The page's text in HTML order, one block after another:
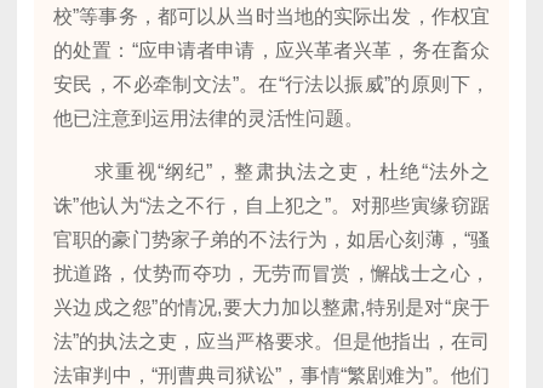
校”等事务，都可以从当时当地的实际出发，作权宜
的处置：“应申请者申请，应兴革者兴革，务在畜众
安民，不必牵制文法”。在“行法以振威”的原则下，
他已注意到运用法律的灵活性问题。
求重视“纲纪”，整肃执法之吏，杜绝“法外之
诛”他认为“法之不行，自上犯之”。对那些寅缘窃踞
官职的豪门势家子弟的不法行为，如居心刻薄，“骚
扰道路，仗势而夺功，无劳而冒赏，懈战士之心，
兴边戍之怨”的情况,要大力加以整肃,特别是对“戾于
法”的执法之吏，应当严格要求。但是他指出，在司
法审判中，“刑曹典司狱讼”，事情“繁剧难为”。他们